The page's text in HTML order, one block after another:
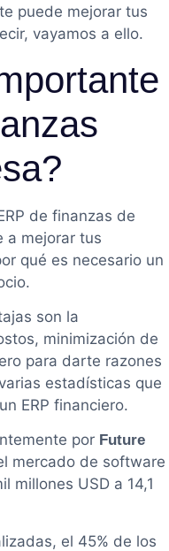
puede mejorar tus
vayamos a ello.
de finanzas de
a mejorar tus
qué es necesario un
son la
minimización de
para darte razones
estadísticas que
ERP financiero.
por Future
mercado de software
millones USD a 14,1
el 45% de los